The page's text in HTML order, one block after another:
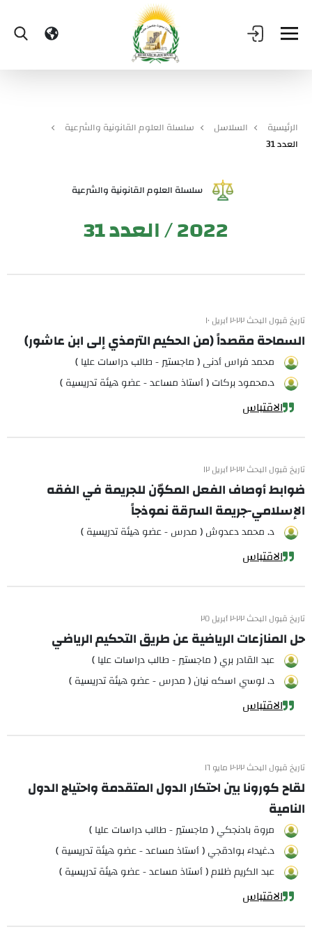
الرئيسية السلاسل
سلسلة العلوم القانونية والشرعية
العدد 31
سلسلة العلوم القانونية والشرعية
2022 / العدد 31
تاريخ قبول البحث ٢٠٢٢ أبريل ١٠
السماحة مقصداً (من الحكيم الترمذي إلى ابن عاشور)
محمد فراس أدنى ( ماجستير - طالب دراسات عليا )
د.محمود بركات ( أستاذ مساعد - عضو هيئة تدريسية )
الاقتباس
تاريخ قبول البحث ٢٠٢٢ أبريل ١٢
ضوابط أوصاف الفعل المكوّن للجريمة في الفقه
الإسلامي-جريمة السرقة نموذجاً
د. محمد دعدوش ( مدرس - عضو هيئة تدريسية )
الاقتباس
تاريخ قبول البحث ٢٠٢٢ أبريل ٢٥
حل المنازعات الرياضية عن طريق التحكيم الرياضي
عبد القادر بري ( ماجستير - طالب دراسات عليا )
د. لوسي اسكه نيان ( مدرس - عضو هيئة تدريسية )
الاقتباس
تاريخ قبول البحث ٢٠٢٢ مايو ١٦
لقاح كورونا بين احتكار الدول المتقدمة واحتياج الدول
النامية
مروة بادنجكي ( ماجستير - طالب دراسات عليا )
د.غيداء بوادقجي ( أستاذ مساعد - عضو هيئة تدريسية )
عبد الكريم ظلام ( أستاذ مساعد - عضو هيئة تدريسية )
الاقتباس